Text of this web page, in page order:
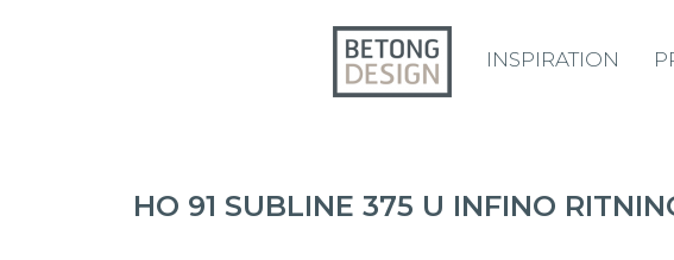
INSPIRATION
HO 91 SUBLINE 375 U INFINO